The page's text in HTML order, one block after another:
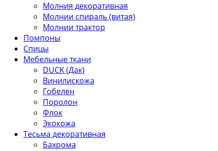
Молния декоративная
Молнии спираль (витая)
Молнии трактор
Помпоны
Спицы
Мебельные ткани
DUCK (Дак)
Винилискожа
Гобелен
Поролон
Флок
Экокожа
Тесьма декоративная
Бахрома